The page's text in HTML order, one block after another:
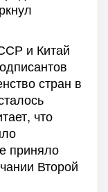
и Китай
стран в
что
приняло
Второй